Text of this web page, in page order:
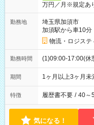
万円／月※規定あ
勤務地
埼玉県加須市
加須駅から車10分
物流・ロジステ
勤務時間 (1)09:00-17:00(休
期間 1ヶ月以上3ヶ月
特徴 履歴書不要 / 40～
気になる！